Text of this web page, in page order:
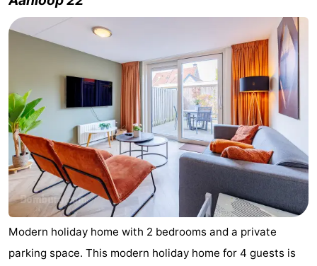
Modern holiday home with 2 bedrooms and a private
parking space. This modern holiday home for 4 guests is